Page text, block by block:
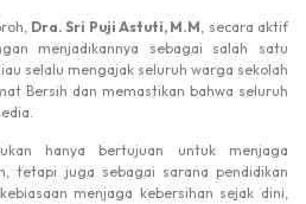
Dra. Sri Puji Astuti, M.M , secara aktif
menjadikannya sebagai salah satu
selalu mengajak seluruh warga sekolah
Bersih dan memastikan bahwa seluruh
hanya bertujuan untuk menjaga
tetapi juga sebagai sarana pendidikan
menjaga kebersihan sejak dini,